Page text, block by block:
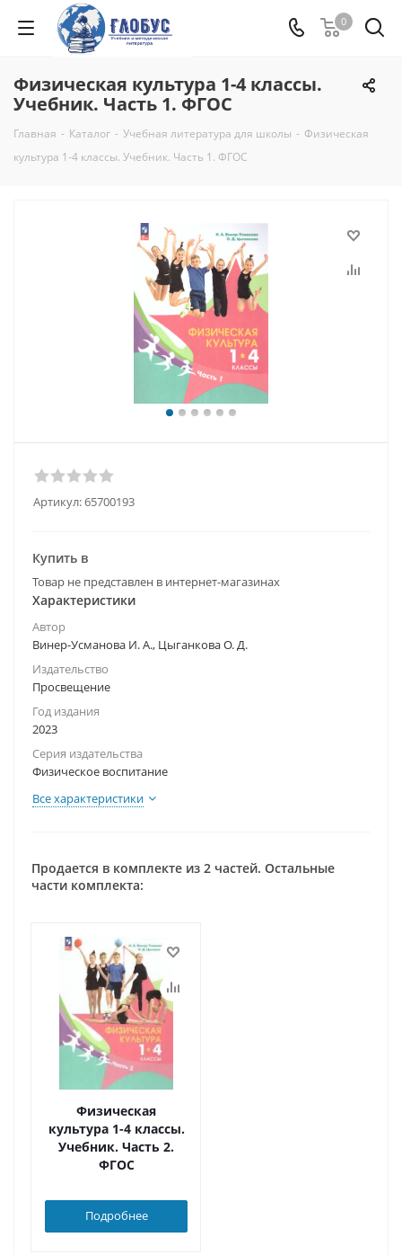
0
Физическая культура 1-4 классы.
Учебник. Часть 1. ФГОС
Главная - Каталог - Учебная литература для школы - Физическая
культура 1-4 классы. Учебник. Часть 1. ФГОС
Артикул:65700193
Купить в
Товар не представлен в интернет-магазинах
Характеристики
Автор
Винер-Усманова И. А., Цыганкова О. Д.
Издательство
Просвещение
Год издания
2023
Серия издательства
Физическое воспитание
Все характеристики
Продается в комплекте из 2 частей. Остальные
части комплекта:
Физическая
культура 1-4 классы.
Учебник. Часть 2.
ФГОС
Подробнее